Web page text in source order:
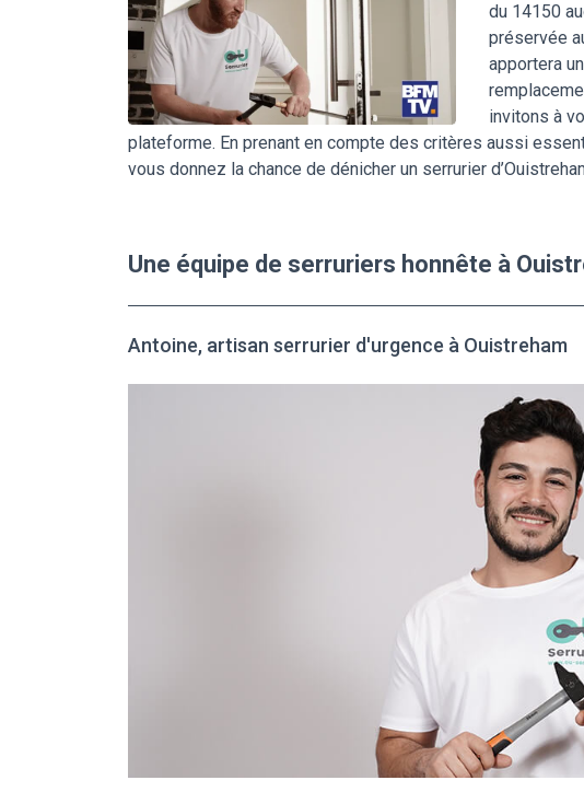
du 14150
préservée
apportera
invitons à
plateforme. En prenant en compte des critères aussi
vous donnez la chance de dénicher un serrurier
Une équipe de serruriers honnête à
Antoine, artisan serrurier d'urgence à Ouistreham